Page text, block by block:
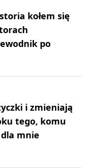
kołem się
po
i zmieniają
tego, komu
mnie